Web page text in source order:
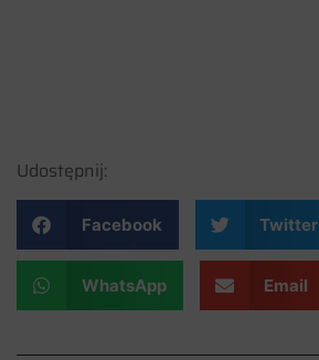
Udostępnij:
Facebook Twitter
WhatsApp Email